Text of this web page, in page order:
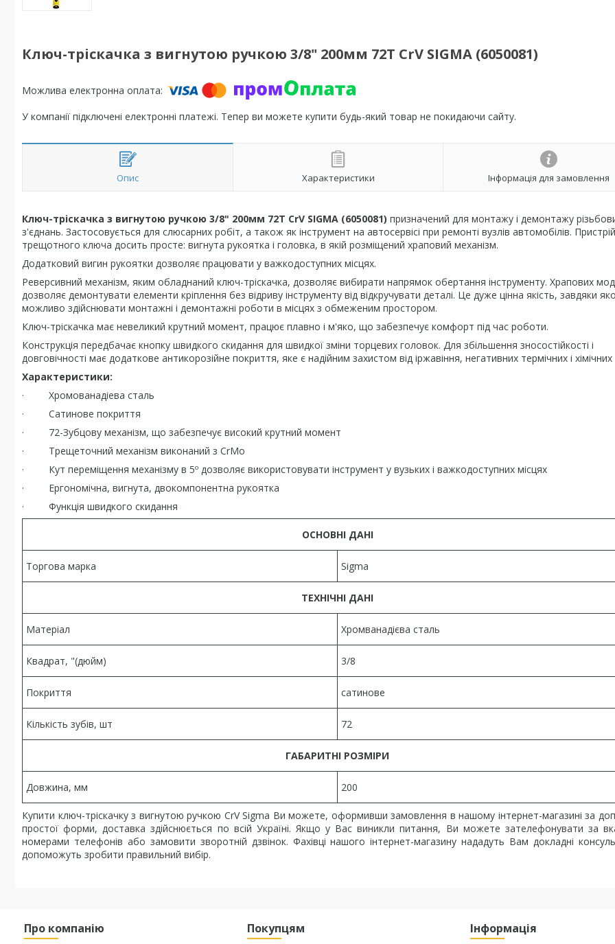
Ключ-тріскачка з вигнутою ручкою 3/8" 200мм 72T CrV SIGMA (6050081)
У компанії підключені електронні платежі. Тепер ви можете купити будь-який товар не покидаючи сайту.
Опис Характеристики Інформація для замовлення
Ключ-тріскачка з вигнутою ручкою 3/8" 200мм 72T CrV SIGMA (6050081) призначений для монтажу і демонтажу
з'єднань. Застосовується для слюсарних робіт, а також як інструмент на автосервісі при ремонті вузлів автомобілів. Пристрій
трещотного ключа досить просте: вигнута рукоятка і головка, в якій розміщений храповий механізм.
Додатковий вигин рукоятки дозволяє працювати у важкодоступних місцях.
Реверсивний механізм, яким обладнаний ключ-тріскачка, дозволяє вибирати напрямок обертання інструменту. Храпових
дозволяє демонтувати елементи кріплення без відриву інструменту від відкручувати деталі. Це дуже цінна якість, завдяки
можливо здійснювати монтажні і демонтажні роботи в місцях з обмеженим простором.
Ключ-тріскачка має невеликий крутний момент, працює плавно і м'яко, що забезпечує комфорт під час роботи.
Конструкція передбачає кнопку швидкого скидання для швидкої зміни торцевих головок. Для збільшення зносостійкості і
довговічності має додаткове антикорозійне покриття, яке є надійним захистом від іржавіння, негативних термічних і хімічних
Характеристики:
· Хромованадіева сталь
· Сатинове покриття
· 72-Зубцову механізм, що забезпечує високий крутний момент
· Трещеточний механізм виконаний з CrMo
· Кут переміщення механізму в 5º дозволяє використовувати інструмент у вузьких і важкодоступних місцях
· Ергономічна, вигнута, двокомпонентна рукоятка
· Функція швидкого скидання
ОСНОВНІ ДАНІ
Торгова марка Sigma
ТЕХНІЧНІ ДАНІ
Матеріал Хромванадієва сталь
Квадрат, "(дюйм) 3/8
Покриття сатинове
Кількість зубів, шт 72
ГАБАРИТНІ РОЗМІРИ
Довжина, мм 200
Купити ключ-тріскачку з вигнутою ручкою CrV Sigma Ви можете, оформивши замовлення в нашому інтернет-магазині за
простої форми, доставка здійснюється по всій Україні. Якщо у Вас виникли питання, Ви можете зателефонувати за
номерами телефонів або замовити зворотній дзвінок. Фахівці нашого інтернет-магазину нададуть Вам докладні
допоможуть зробити правильний вибір.
Про компанію Покупцям Інформація